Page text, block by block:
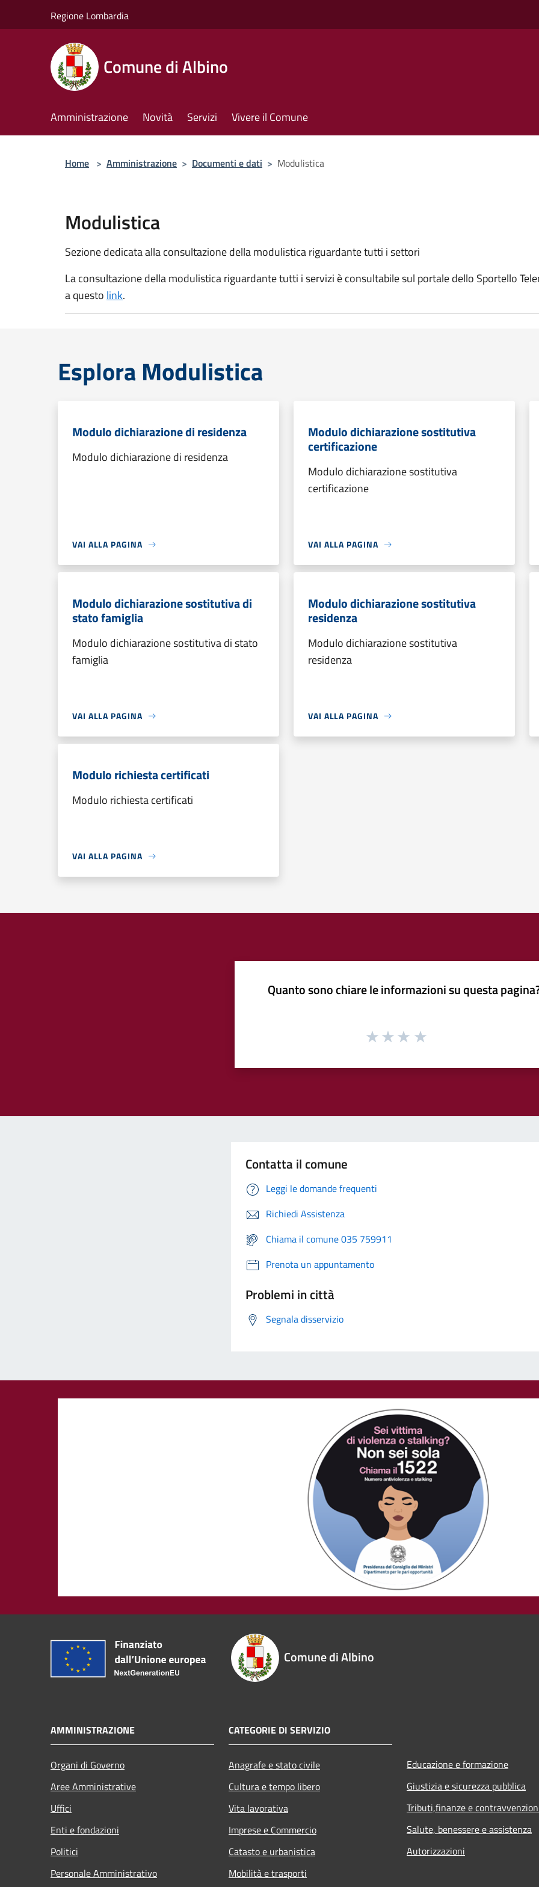
Regione Lombardia
Comune di Albino
Amministrazione Novità Servizi Vivere il Comune
Home > Amministrazione > Documenti e dati > Modulistica
Modulistica
Sezione dedicata alla consultazione della modulistica riguardante tutti i settori
La consultazione della modulistica riguardante tutti i servizi è consultabile sul portale dello Sportello
a questo link.
Esplora Modulistica
Modulo dichiarazione di residenza
Modulo dichiarazione di residenza
VAI ALLA PAGINA
Modulo dichiarazione sostitutiva
certificazione
Modulo dichiarazione sostitutiva
certificazione
VAI ALLA PAGINA
Modulo dichiarazione sostitutiva di
stato famiglia
Modulo dichiarazione sostitutiva di stato
famiglia
VAI ALLA PAGINA
Modulo dichiarazione sostitutiva
residenza
Modulo dichiarazione sostitutiva
residenza
VAI ALLA PAGINA
Modulo richiesta certificati
Modulo richiesta certificati
VAI ALLA PAGINA
Quanto sono chiare le informazioni su questa
Contatta il comune
Leggi le domande frequenti
Richiedi Assistenza
Chiama il comune 035 759911
Prenota un appuntamento
Problemi in città
Segnala disservizio
Comune di Albino
AMMINISTRAZIONE
Organi di Governo
Aree Amministrative
Uffici
Enti e fondazioni
Politici
Personale Amministrativo
CATEGORIE DI SERVIZIO
Anagrafe e stato civile
Cultura e tempo libero
Vita lavorativa
Imprese e Commercio
Catasto e urbanistica
Mobilità e trasporti
Educazione e formazione
Giustizia e sicurezza pubblica
Tributi,finanze e
Salute, benessere e assistenza
Autorizzazioni